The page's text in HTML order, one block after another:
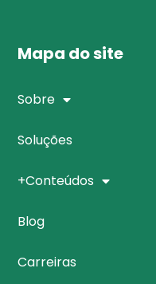
Mapa do site
Sobre
Soluções
+Conteúdos
Blog
Carreiras